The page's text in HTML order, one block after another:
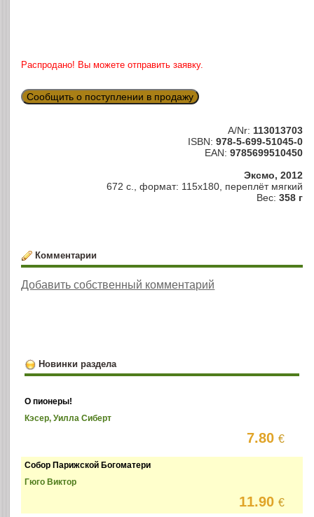
Распродано! Вы можете отправить заявку.
Сообщить о поступлении в продажу
A/Nr: 113013703
ISBN: 978-5-699-51045-0
EAN: 9785699510450
Эксмо, 2012
672 с., формат: 115х180, переплёт мягкий
Вес: 358 г
Комментарии
Добавить собственный комментарий
Новинки раздела
О пионеры!
Кэсер, Уилла Сиберт
7.80€
Собор Парижской Богоматери
Гюго Виктор
11.90€